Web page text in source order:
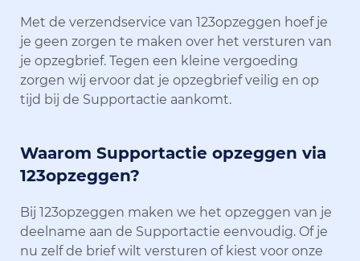
Met de verzendservice van 123opzeggen hoef je
je geen zorgen te maken over het versturen van
je opzegbrief. Tegen een kleine vergoeding
zorgen wij ervoor dat je opzegbrief veilig en op
tijd bij de Supportactie aankomt.
Waarom Supportactie opzeggen via
123opzeggen?
Bij 123opzeggen maken we het opzeggen van je
deelname aan de Supportactie eenvoudig. Of je
nu zelf de brief wilt versturen of kiest voor onze